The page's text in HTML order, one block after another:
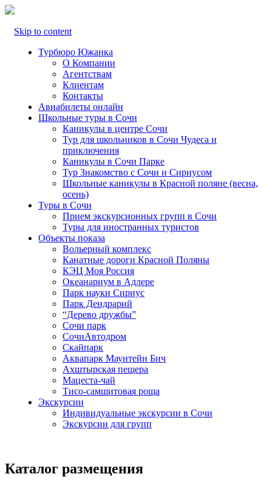
Skip to content
Турбюро Южанка
О Компании
Агентствам
Клиентам
Контакты
Авиабилеты онлайн
Школьные туры в Сочи
Каникулы в центре Сочи
Тур для школьников в Сочи Чудеса и
приключения
Каникулы в Сочи Парке
Тур Знакомство с Сочи и Сириусом
Школьные каникулы в Красной поляне (весна,
осень)
Туры в Сочи
Прием экскурсионных групп в Сочи
Туры для иностранных туристов
Объекты показа
Вольерный комплекс
Канатные дороги Красной Поляны
КЭЦ Моя Россия
Океанариум в Адлере
Парк науки Сириус
Парк Дендрарий
“Дерево дружбы”
Сочи парк
СочиАвтодром
Скайпарк
Аквапарк Маунтейн Бич
Ахштырская пещера
Мацеста-чай
Тисо-самшитовая роща
Экскурсии
Индивидуальные экскурсии в Сочи
Экскурсии для групп
Каталог размещения